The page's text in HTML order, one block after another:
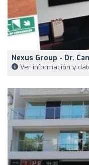
Nexus Group - Dr.
Ver información y